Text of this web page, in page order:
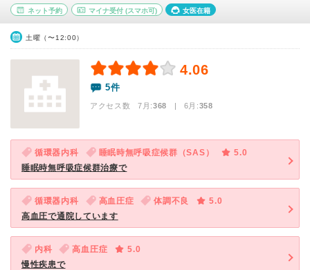
ネット予約 マイナ受付(スマホ可) 女医在籍
土曜（〜12:00）
4.06
5件
アクセス数 7月:368 | 6月:358
循環器内科 睡眠時無呼吸症候群（SAS）
5.0
睡眠時無呼吸症候群治療で
循環器内科 高血圧症 体調不良
5.0
高血圧で通院しています
内科 高血圧症
5.0
慢性疾患で